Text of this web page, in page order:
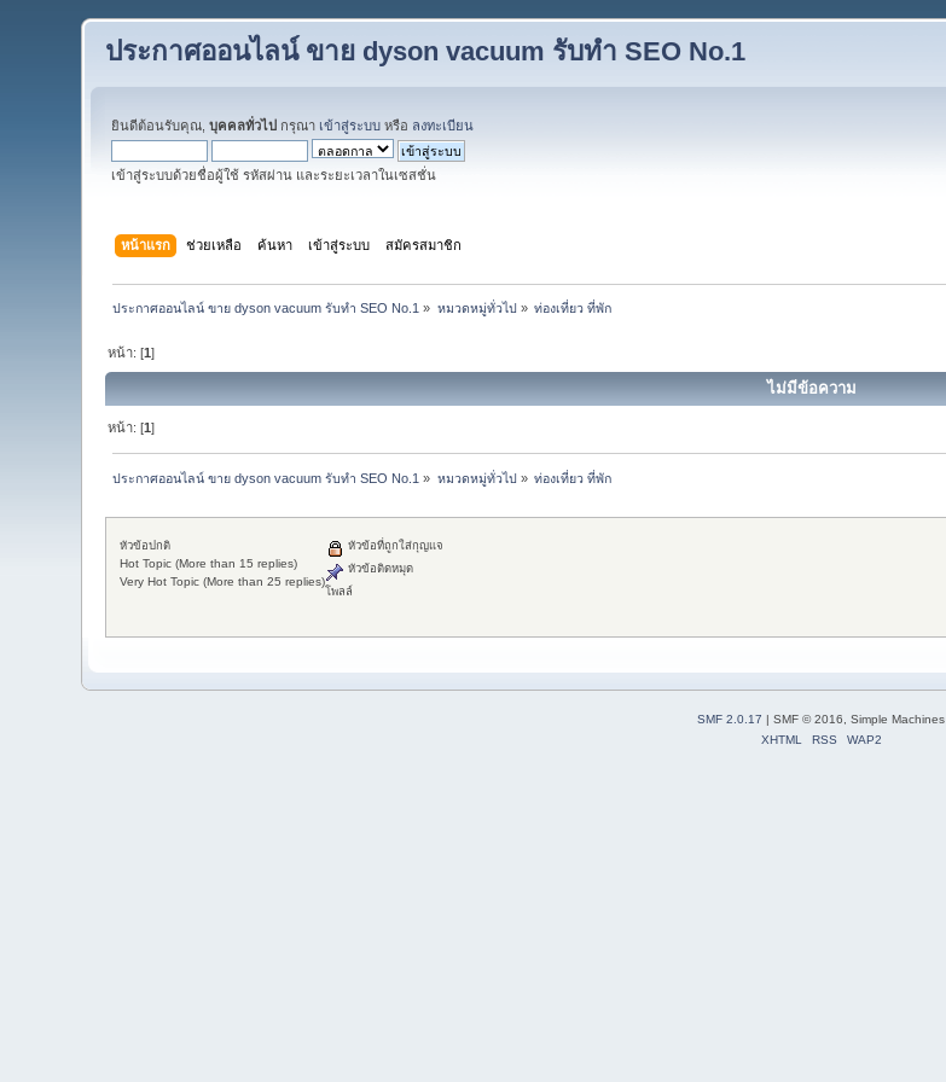
ประกาศออนไลน์ ขาย dyson vacuum รับทำ SEO No.1
ยินดีต้อนรับคุณ,บุคคลทั่วไป กรุณา เข้าสู่ระบบ หรือ ลงทะเบียน
เข้าสู่ระบบด้วยชื่อผู้ใช้ รหัสผ่าน และระยะเวลาในเซสชั่น
หน้าแรก ช่วยเหลือ ค้นหา เข้าสู่ระบบ สมัครสมาชิก
ประกาศออนไลน์ ขาย dyson vacuum รับทำ SEO No.1 » หมวดหมู่ทั่วไป» ท่องเที่ยว ที่พัก
หน้า: [1]
ไม่มีข้อความ
หน้า: [1]
ประกาศออนไลน์ ขาย dyson vacuum รับทำ SEO No.1 » หมวดหมู่ทั่วไป» ท่องเที่ยว ที่พัก
หัวข้อปกติ
Hot Topic (More than 15 replies)
Very Hot Topic (More than 25 replies)
หัวข้อที่ถูกใส่กุญแจ
หัวข้อติดหมุด
โพลล์
SMF 2.0.17 | SMF © 2016, Simple Machines
XHTML
RSS WAP2